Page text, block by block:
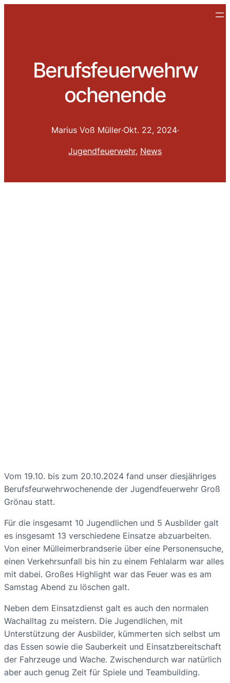
Berufsfeuerwehrw
ochenende
Marius Voß Müller·Okt. 22, 2024·
Jugendfeuerwehr, News
Vom 19.10. bis zum 20.10.2024 fand unser diesjähriges
Berufsfeurwehrwochenende der Jugendfeuerwehr Groß
Grönau statt.
Für die insgesamt 10 Jugendlichen und 5 Ausbilder galt
es insgesamt 13 verschiedene Einsatze abzuarbeiten.
Von einer Mülleimerbrandserie über eine Personensuche,
einen Verkehrsunfall bis hin zu einem Fehlalarm war alles
mit dabei. Großes Highlight war das Feuer was es am
Samstag Abend zu löschen galt.
Neben dem Einsatzdienst galt es auch den normalen
Wachalltag zu meistern. Die Jugendlichen, mit
Unterstützung der Ausbilder, kümmerten sich selbst um
das Essen sowie die Sauberkeit und Einsatzbereitschaft
der Fahrzeuge und Wache. Zwischendurch war natürlich
aber auch genug Zeit für Spiele und Teambuilding.